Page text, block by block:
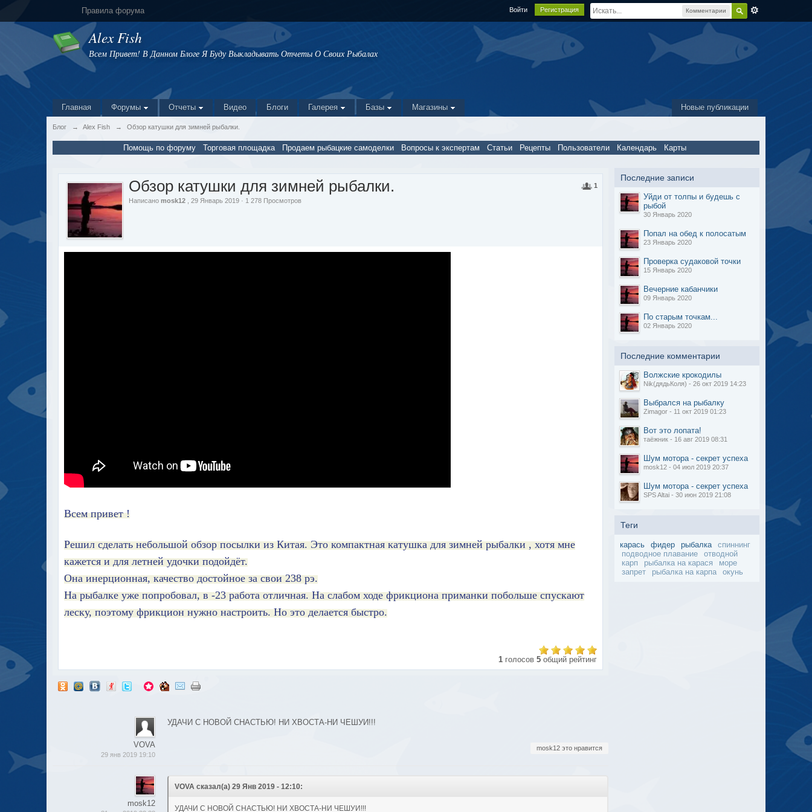
Комментарии
Правила форума Войти Регистрация
Alex Fish
Всем Привет! В Данном Блоге Я Буду Выкладывать Отчеты О Своих Рыбалах
Новые публикации
Главная Форумы Отчеты Видео Блоги Галерея Базы Магазины
Блог → Alex Fish → Обзор катушки для зимней рыбалки.
Помощь по форуму Торговая площадка Продаем рыбацкие самоделки Вопросы к экспертам Статьи Рецепты Пользователи Календарь Карты
1
Обзор катушки для зимней рыбалки.
Написаноmosk12 , 29 Январь 2019 · 1 278 Просмотров
Всем привет !
Решил сделать небольшой обзор посылки из Китая. Это компактная катушка для зимней рыбалки , хотя мне
кажется и для летней удочки подойдёт.
Она инерционная, качество достойное за свои 238 рэ.
На рыбалке уже попробовал, в -23 работа отличная. На слабом ходе фрикциона приманки побольше спускают
леску, поэтому фрикцион нужно настроить. Но это делается быстро.
1 голосов 5 общий рейтинг
VOVA
29 янв 2019 19:10
УДАЧИ С НОВОЙ СНАСТЬЮ! НИ ХВОСТА-НИ ЧЕШУИ!!!
mosk12 это нравится
mosk12
VOVA сказал(а) 29 Янв 2019 - 12:10:
УДАЧИ С НОВОЙ СНАСТЬЮ! НИ ХВОСТА-НИ ЧЕШУИ!!!
Последние записи
Уйди от толпы и будешь с
рыбой
30 Январь 2020
Попал на обед к полосатым
23 Январь 2020
Проверка судаковой точки
15 Январь 2020
Вечерние кабанчики
09 Январь 2020
По старым точкам...
02 Январь 2020
Последние комментарии
Волжские крокодилы
Nik(дядьКоля) - 26 окт 2019 14:23
Выбрался на рыбалку
Zimagor - 11 окт 2019 01:23
Вот это лопата!
таёжник - 16 авг 2019 08:31
Шум мотора - секрет успеха
mosk12 - 04 июл 2019 20:37
Шум мотора - секрет успеха
SPS Altai - 30 июн 2019 21:08
Теги
карась фидер рыбалка
спиннинг
подводное плавание
отводной
карп
рыбалка на карася
море
запрет
рыбалка на карпа окунь